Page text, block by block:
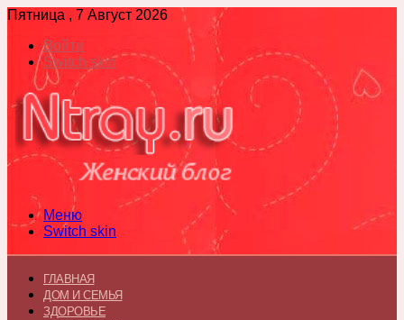
Пятница , 7 Август 2026
Войти
Switch skin
Меню
Switch skin
ГЛАВНАЯ
ДОМ И СЕМЬЯ
ЗДОРОВЬЕ